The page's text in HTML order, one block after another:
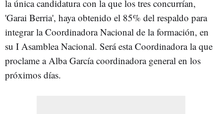
la única candidatura con la que los tres concurrían,
'Garai Berria', haya obtenido el 85% del respaldo para
integrar la Coordinadora Nacional de la formación, en
su I Asamblea Nacional. Será esta Coordinadora la que
proclame a Alba García coordinadora general en los
próximos días.